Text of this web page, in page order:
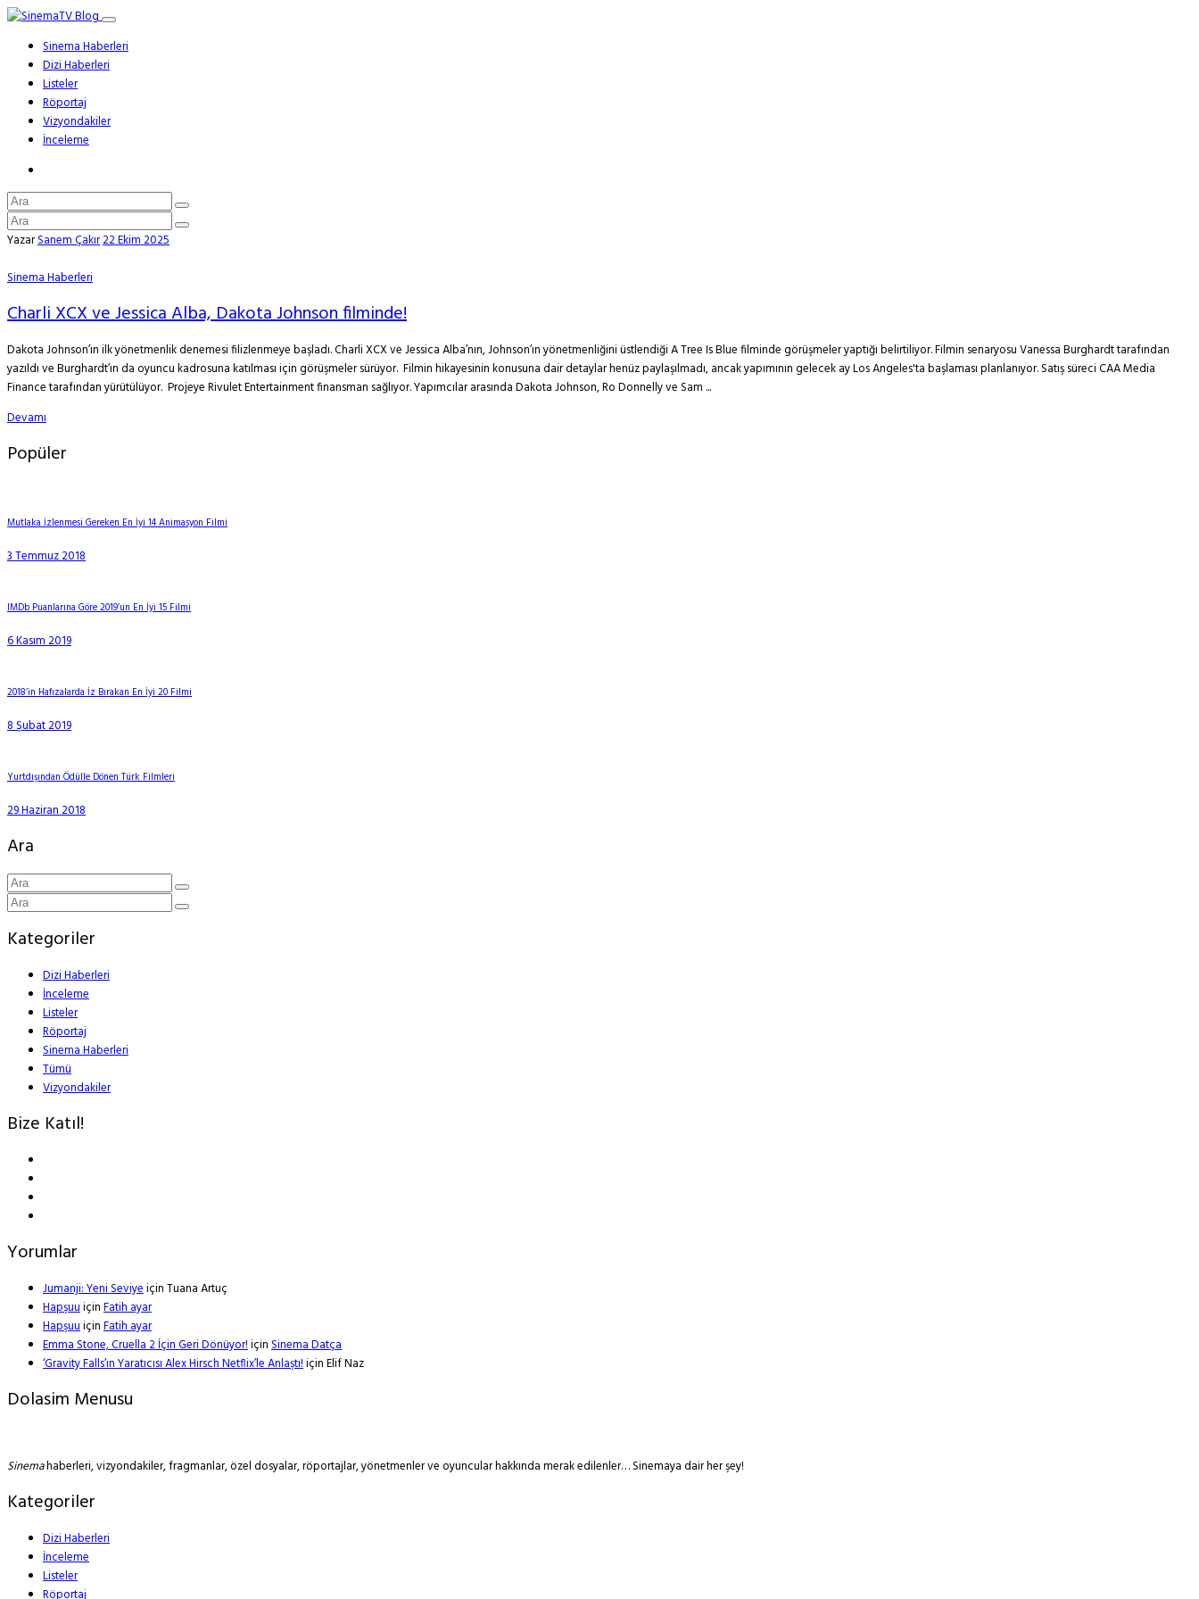
Sinema Haberleri
Dizi Haberleri
Listeler
Röportaj
Vizyondakiler
İnceleme
YazarSanem Çakır22 Ekim 2025
Sinema Haberleri
Charli XCX ve Jessica Alba, Dakota Johnson filminde!
Dakota Johnson’ın ilk yönetmenlik denemesi filizlenmeye başladı. Charli XCX ve Jessica Alba’nın, Johnson’ın yönetmenliğini üstlendiği A Tree Is Blue filminde görüşmeler yaptığı belirtiliyor. Filmin senaryosu Vanessa Burghardt tarafından
yazıldı ve Burghardt’ın da oyuncu kadrosuna katılması için görüşmeler sürüyor. Filmin hikayesinin konusuna dair detaylar henüz paylaşılmadı, ancak yapımının gelecek ay Los Angeles'ta başlaması planlanıyor. Satış süreci CAA Media
Finance tarafından yürütülüyor. Projeye Rivulet Entertainment finansman sağlıyor. Yapımcılar arasında Dakota Johnson, Ro Donnelly ve Sam ...
Devamı
Popüler
Mutlaka İzlenmesi Gereken En İyi 14 Animasyon Filmi
3 Temmuz 2018
IMDb Puanlarına Göre 2019’un En İyi 15 Filmi
6 Kasım 2019
2018’in Hafızalarda İz Bırakan En İyi 20 Filmi
8 Şubat 2019
Yurtdışından Ödülle Dönen Türk Filmleri
29 Haziran 2018
Ara
Kategoriler
Dizi Haberleri
İnceleme
Listeler
Röportaj
Sinema Haberleri
Tümü
Vizyondakiler
Bize Katıl!
Yorumlar
Jumanji: Yeni SeviyeiçinTuana Artuç
HapşuuiçinFatih ayar
HapşuuiçinFatih ayar
Emma Stone, Cruella 2 İçin Geri Dönüyor!içinSinema Datça
‘Gravity Falls’ın Yaratıcısı Alex Hirsch Netflix’le Anlaştı!içinElif Naz
Dolasim Menusu
Sinemahaberleri, vizyondakiler, fragmanlar, özel dosyalar, röportajlar, yönetmenler ve oyuncular hakkında merak edilenler… Sinemaya dair her şey!
Kategoriler
Dizi Haberleri
İnceleme
Listeler
Röportaj